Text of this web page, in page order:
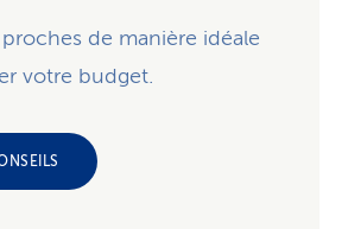
de manière idéale
votre budget.